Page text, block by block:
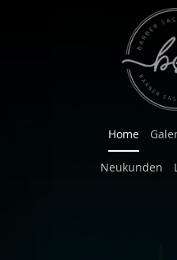
Home
Neukunden